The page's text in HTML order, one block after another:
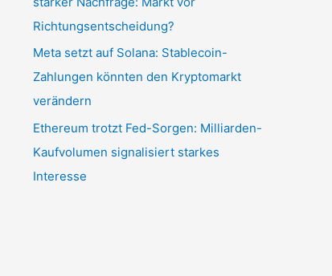
Richtungsentscheidung?
Meta setzt auf Solana: Stablecoin-
Zahlungen könnten den Kryptomarkt
verändern
Ethereum trotzt Fed-Sorgen: Milliarden-
Kaufvolumen signalisiert starkes
Interesse